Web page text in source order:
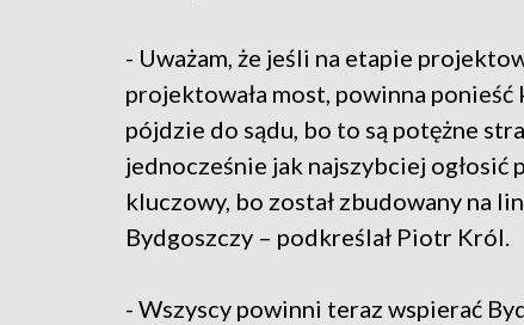
- Uważam, że jeśli na etapie
projektowała most, powinna
pójdzie do sądu, bo to są potężne
jednocześnie jak najszybciej ogłosić
kluczowy, bo został zbudowany na
Bydgoszczy – podkreślał Piotr Król.
- Wszyscy powinni teraz wspierać